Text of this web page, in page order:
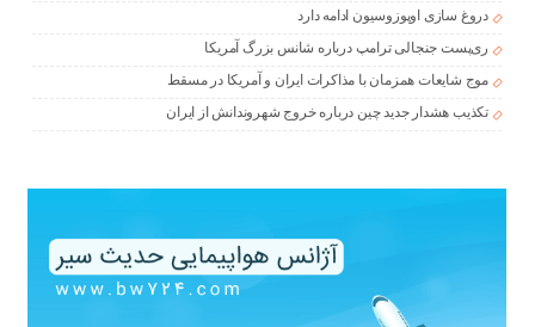
دروغ سازی اوپوزوسیون ادامه دارد
ری‌پست جنجالی ترامپ درباره شانس بزرگ آمریکا
موج شایعات همزمان با مذاکرات ایران و آمریکا در مسقط
تکذیب هشدار جدید چین درباره خروج شهروندانش از ایران